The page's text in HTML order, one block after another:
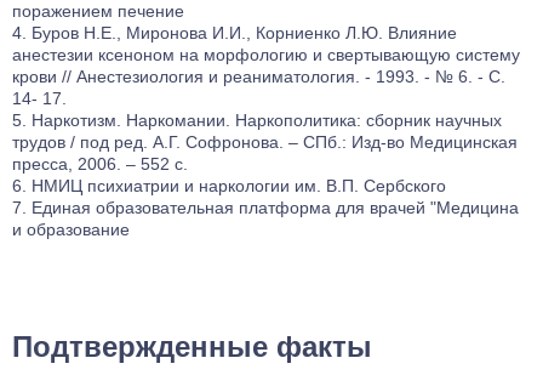
поражением печение
Буров Н.Е., Миронова И.И., Корниенко Л.Ю. Влияние
анестезии ксеноном на морфологию и свертывающую систему
крови // Анестезиология и реаниматология. - 1993. - № 6. - С.
14- 17.
Наркотизм. Наркомании. Наркополитика: сборник научных
трудов / под ред. А.Г. Софронова. – СПб.: Изд-во Медицинская
пресса, 2006. – 552 с.
НМИЦ психиатрии и наркологии им. В.П. Сербского
Единая образовательная платформа для врачей "Медицина
и образование
Подтвержденные факты